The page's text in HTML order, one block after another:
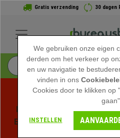
Gratis verzending 30 dagen
Profiteer van de
Exclusieve kortingen voor
We gebruiken onze eigen
derden om het verkeer op
en uw navigatie te
vinden in ons
Cookies door te klikken op
gaan".
INSTELLEN